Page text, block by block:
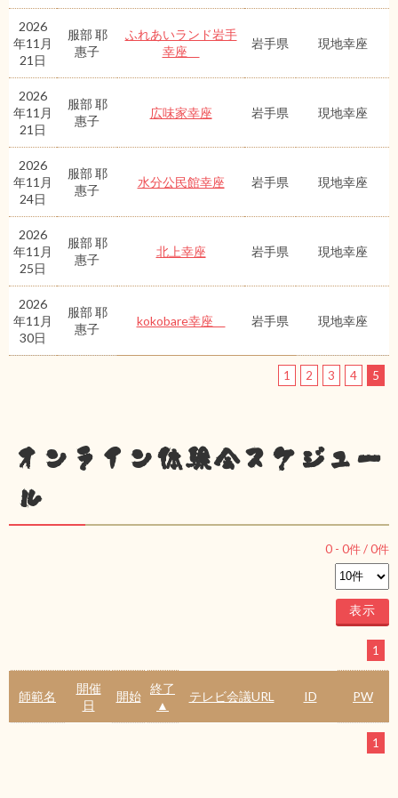
2026
年11月
21日
服部 耶
惠子
ふれあいランド岩手
幸座
岩手県 現地幸座
2026
年11月
21日
服部 耶
惠子
広味家幸座 岩手県 現地幸座
2026
年11月
24日
服部 耶
惠子
水分公民館幸座 岩手県 現地幸座
2026
年11月
25日
服部 耶
惠子
北上幸座 岩手県 現地幸座
2026
年11月
30日
服部 耶
惠子
kokobare幸座 岩手県 現地幸座
1 2 3 4 5
オンライン体験会スケジュー
ル
0 - 0件 /0件
1
師範名
開催
日
開始
終了
▲
テレビ会議URL ID PW
1